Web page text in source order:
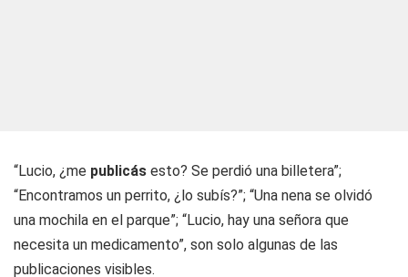
“Lucio, ¿me publicás esto? Se perdió una billetera”;
“Encontramos un perrito, ¿lo subís?”; “Una nena se olvidó
una mochila en el parque”; “Lucio, hay una señora que
necesita un medicamento”, son solo algunas de las
publicaciones visibles.